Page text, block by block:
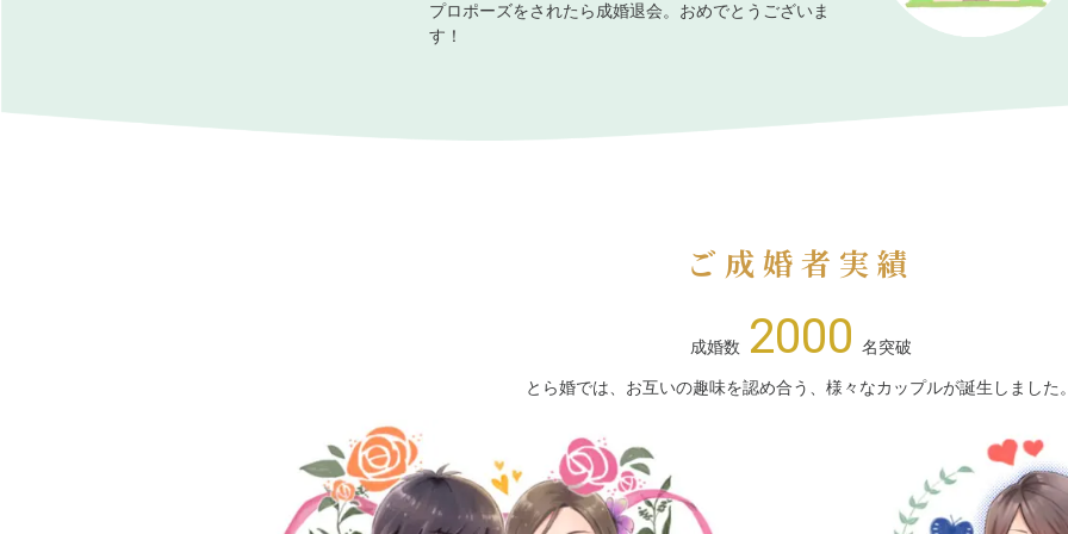
プロポーズをされたら成婚退会。おめでとうございま
す！
ご成婚者実績
成婚数 2000 名突破
とら婚では、お互いの趣味を認め合う、様々なカップルが誕生しました